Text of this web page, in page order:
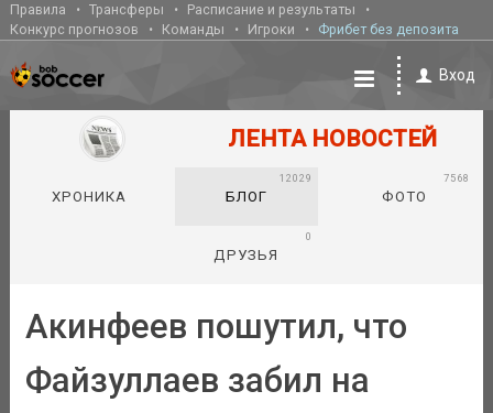
Правила Трансферы
Расписание и результаты
Конкурс прогнозов
Команды Игроки Фрибет без депозита
Вход
ЛЕНТА НОВОСТЕЙ
ХРОНИКА БЛОГ
12029
ФОТО
7568
ДРУЗЬЯ
0
Акинфеев пошутил, что
Файзуллаев забил на